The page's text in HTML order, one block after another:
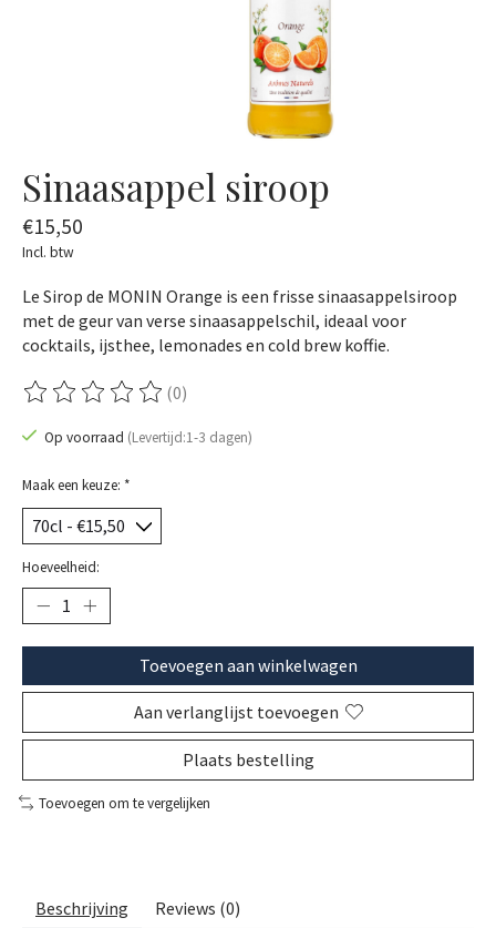
Sinaasappel siroop
€15,50
Incl. btw
Le Sirop de MONIN Orange is een frisse sinaasappelsiroop
met de geur van verse sinaasappelschil, ideaal voor
cocktails, ijsthee, lemonades en cold brew koffie.
De beoordeling van dit product is
(0)
Op voorraad (Levertijd:1-3 dagen)
Maak een keuze: *
Hoeveelheid:
Toevoegen aan winkelwagen
Aan verlanglijst toevoegen
Plaats bestelling
Toevoegen om te vergelijken
Beschrijving Reviews (0)